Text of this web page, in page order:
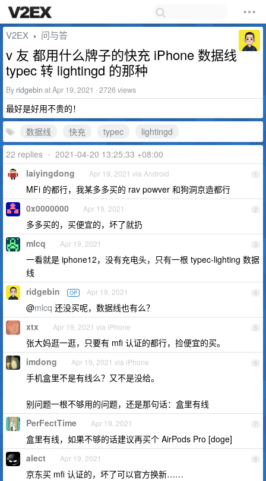
V2EX › 问与答
v 友 都用什么牌子的快充 iPhone 数据线
typec 转 lightingd 的那种
By ridgebin at Apr 19, 2021 · 2726 views
最好是好用不贵的！
数据线
快充 typec
lightingd
22 replies • 2021-04-20 13:25:33 +08:00
1
laiyingdong Apr 19, 2021 via Android
MFi 的都行，我某多多买的 rav powver 和狗洞京造都行
2
0x0000000 Apr 19, 2021
多多买的，买便宜的，坏了就扔
3
mlcq Apr 19, 2021
一看就是 iphone12，没有充电头，只有一根 typec-lighting 数据
线
4
ridgebin OP Apr 19, 2021
@mlcq 还没买呢，数据线也有么？
5
xtx Apr 19, 2021 via iPhone
张大妈逛一逛，只要有 mfi 认证的都行，捡便宜的买。
6
imdong Apr 19, 2021 via iPhone
手机盒里不是有线么？又不是没给。
别问题一根不够用的问题，还是那句话：盒里有线
7
PerFectTime Apr 19, 2021
盒里有线，如果不够的话建议再买个 AirPods Pro [doge]
8
alect Apr 19, 2021
京东买 mfi 认证的，坏了可以官方换新……